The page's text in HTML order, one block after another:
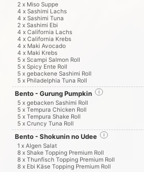
2 x Miso Suppe
4 x Sashimi Lachs
4 x Sashimi Tuna
2 x Sashimi Ebi
4 x California Lachs
4 x California Krebs
4 x Maki Avocado
4 x Maki Krebs
5 x Scampi Salmon Roll
5 x Spicy Ente Roll
5 x gebackene Sashimi Roll
5 x Philadelphia Tuna Roll
Bento - Gurung Pumpkin i
5 x gebacken Sashimi Roll
5 x Tempura Chicken Roll
5 x Tempura Shake Roll
5 x Cruncy Tuna Roll
Bento - Shokunin no Udee i
1 x Algen Salat
8 x Shake Topping Premium Roll
8 x Thunfisch Topping Premium Roll
8 x Ebi Käse Topping Premium Roll